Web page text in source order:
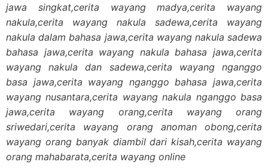
jawa singkat,cerita wayang madya,cerita wayang
nakula,cerita wayang nakula sadewa,cerita wayang
nakula dalam bahasa jawa,cerita wayang nakula sadewa
bahasa jawa,cerita wayang nakula bahasa jawa,cerita
wayang nakula dan sadewa,cerita wayang nganggo
basa jawa,cerita wayang nganggo bahasa jawa,cerita
wayang nusantara,cerita wayang nakula nganggo basa
jawa,cerita wayang orang,cerita wayang orang
sriwedari,cerita wayang orang anoman obong,cerita
wayang orang banyak diambil dari kisah,cerita wayang
orang mahabarata,cerita wayang online